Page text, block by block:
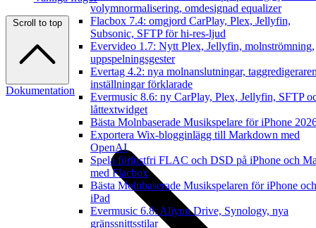
volymnormalisering, omdesignad equalizer
Flacbox 7.4: omgjord CarPlay, Plex, Jellyfin,
Subsonic, SFTP för hi-res-ljud
Evervideo 1.7: Nytt Plex, Jellyfin, molnströmning,
uppspelningsgester
Evertag 4.2: nya molnanslutningar,
inställningar förklarade
Evermusic 8.6: ny CarPlay, Plex, Jellyfin, SFTP
låttextwidget
Bästa Molnbaserade Musikspelare för iPhone
Exportera Wix-blogginlägg till Markdown med
OpenAI
Spela förlustfri FLAC och DSD på iPhone och
med Flacbox
Bästa Molnbaserade Musikspelaren för iPhone och
iPad
Evermusic 6.8: Aliyun Drive, Synology, nya
gränssnittsstilar
Scroll to top
Dokumentation